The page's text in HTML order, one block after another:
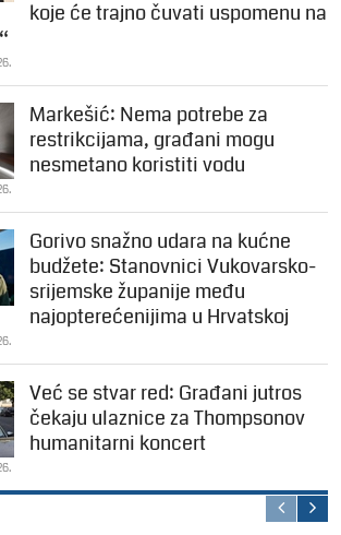
koje će trajno čuvati uspomenu na
Markešić: Nema potrebe za
restrikcijama, građani mogu
nesmetano koristiti vodu
Gorivo snažno udara na kućne
budžete: Stanovnici Vukovarsko-
srijemske županije među
najopterećenijima u Hrvatskoj
Već se stvar red: Građani jutros
čekaju ulaznice za Thompsonov
humanitarni koncert